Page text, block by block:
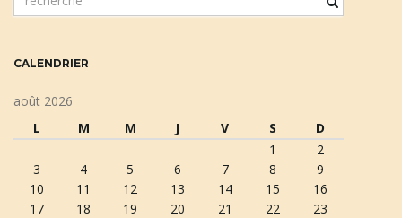
o
CALENDRIER
août 2026
L
M M J V S D
1
2
3
4 5 6 7 8
9
10
11 12 13 14 15
16
17
18 19 20 21 22
23